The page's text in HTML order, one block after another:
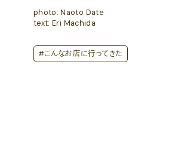
photo: Naoto Date
text: Eri Machida
#こんなお店に行ってきた